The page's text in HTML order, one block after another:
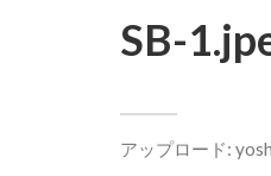
SB-
アップロード: